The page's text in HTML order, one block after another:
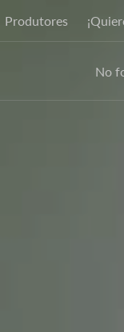
Produtores
No